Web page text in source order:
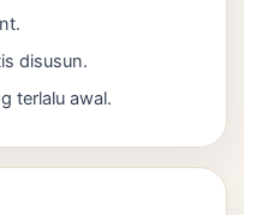
disusun.
terlalu awal.